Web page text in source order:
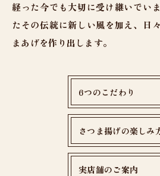
経った今でも大切に受け継いでい
たその伝統に新しい風を加え、日
まあげを作り出します。
6つのこだわり
さつま揚げの楽しみ
実店舗のご案内